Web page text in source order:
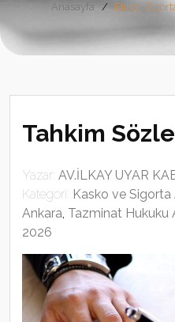
Anasayfa Etiket:
Tahkim
Yazar: AV.İLKAY UYAR
Kategori: Kasko ve Sigorta
Ankara, Tazminat Hukuku
2026